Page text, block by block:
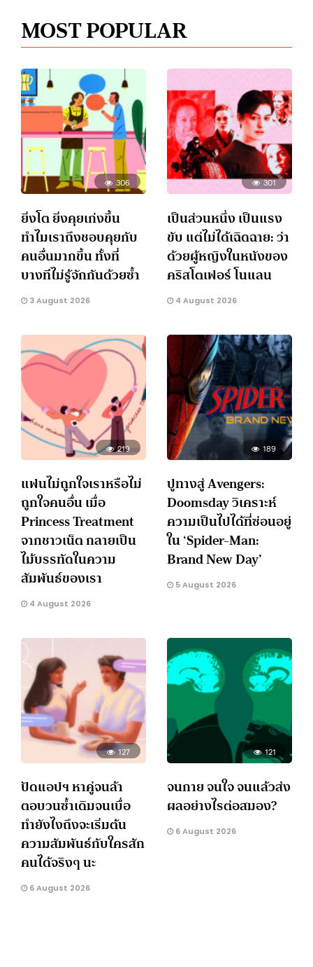
MOST POPULAR
306
ยิ่งโต ยิ่งคุยเก่งขึ้น
ทำไมเราถึงชอบคุยกับ
คนอื่นมากขึ้น ทั้งที่
บางทีไม่รู้จักกันด้วยซ้ำ
3 August 2026
301
เป็นส่วนหนึ่ง เป็นแรง
ขับ แต่ไม่ได้เฉิดฉาย: ว่า
ด้วยผู้หญิงในหนังของ
คริสโตเฟอร์ โนแลน
4 August 2026
219
แฟนไม่ถูกใจเราหรือไม่
ถูกใจคนอื่น เมื่อ
Princess Treatment
จากชาวเน็ต กลายเป็น
ไม้บรรทัดในความ
สัมพันธ์ของเรา
4 August 2026
189
ปูทางสู่ Avengers:
Doomsday วิเคราะห์
ความเป็นไปได้ที่ซ่อนอยู่
ใน ‘Spider-Man:
Brand New Day’
5 August 2026
127
ปัดแอปฯ หาคู่จนล้า
ตอบวนซ้ำเดิมจนเบื่อ
ทำยังไงถึงจะเริ่มต้น
ความสัมพันธ์กับใครสัก
คนได้จริงๆ นะ
6 August 2026
121
จนกาย จนใจ จนแล้วส่ง
ผลอย่างไรต่อสมอง?
6 August 2026